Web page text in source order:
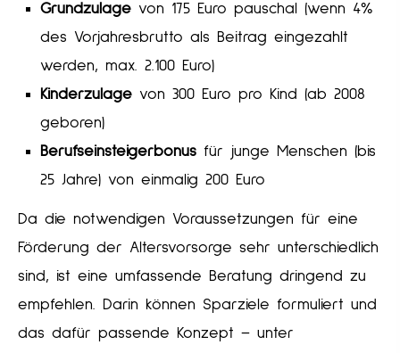
Grundzulage von 175 Euro pauschal (wenn 4%
des Vorjahresbrutto als Beitrag eingezahlt
werden, max. 2.100 Euro)
Kinderzulage von 300 Euro pro Kind (ab 2008
geboren)
Berufseinsteigerbonus für junge Menschen (bis
25 Jahre) von einmalig 200 Euro
Da die notwendigen Voraussetzungen für eine
Förderung der Alters­vorsorge sehr unterschiedlich
sind, ist eine umfassende Beratung dringend zu
empfehlen. Darin können Sparziele formuliert und
das dafür passende Konzept – unter